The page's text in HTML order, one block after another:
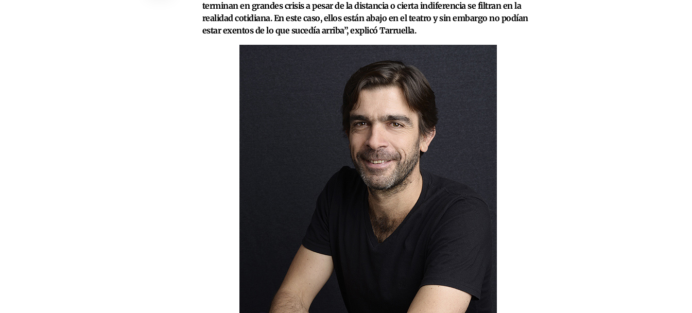
terminan en grandes crisis a pesar de la distancia o cierta indiferencia se filtran en la
realidad cotidiana. En este caso, ellos están abajo en el teatro y sin embargo no podían
estar exentos de lo que sucedía arriba”, explicó Tarruella.